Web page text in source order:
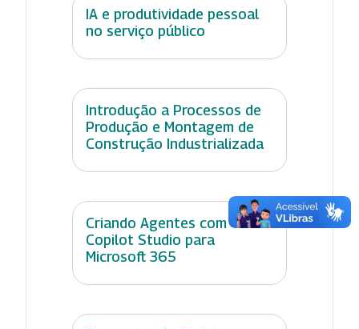
IA e produtividade pessoal
no serviço público
Introdução a Processos de
Produção e Montagem de
Construção Industrializada
Criando Agentes com
Copilot Studio para
Microsoft 365